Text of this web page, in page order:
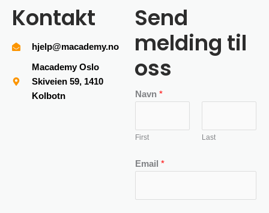
Kontakt
hjelp@macademy.no
Macademy Oslo
Skiveien 59, 1410
Kolbotn
Send
melding til
oss
Navn *
First Last
Email *